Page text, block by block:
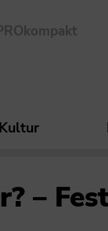
Kultur
–